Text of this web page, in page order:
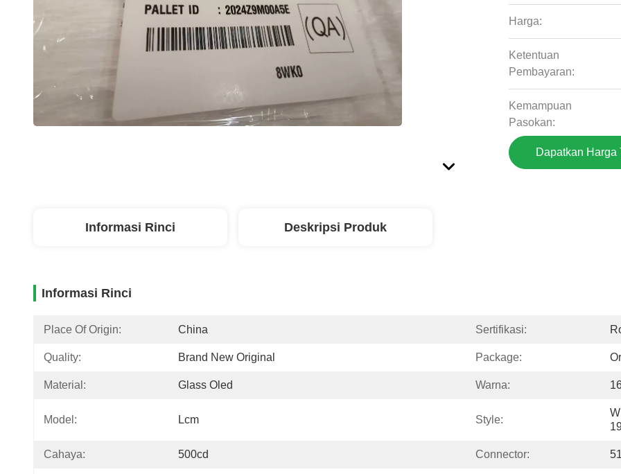
Harga:
Ketentuan
Pembayaran:
Kemampuan
Pasokan:
Dapatkan Harga
Informasi Rinci Deskripsi Produk
Informasi Rinci
Place Of Origin: China Sertifikasi:
Quality: Brand New Original Package:
Material: Glass Oled Warna:
Model: Lcm Style:
Cahaya: 500cd Connector: